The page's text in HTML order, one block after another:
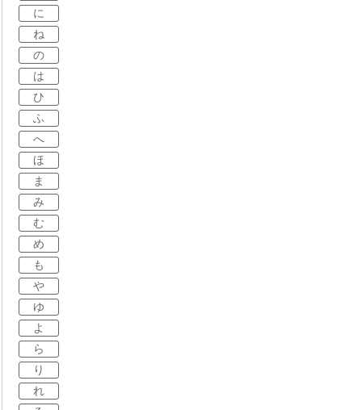
に
ね
の
は
ひ
ふ
へ
ほ
ま
み
む
め
も
や
ゆ
よ
ら
り
れ